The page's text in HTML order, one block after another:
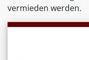
vermieden werden.